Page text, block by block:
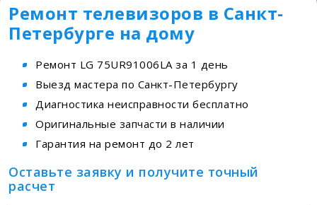
Ремонт телевизоров в Санкт-
Петербурге на дому
Ремонт LG 75UR91006LA за 1 день
Выезд мастера по Санкт-Петербургу
Диагностика неисправности бесплатно
Оригинальные запчасти в наличии
Гарантия на ремонт до 2 лет
Оставьте заявку и получите точный
расчет